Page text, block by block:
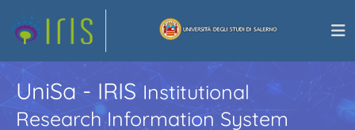
UniSa - IRISInstitutional
Research Information System